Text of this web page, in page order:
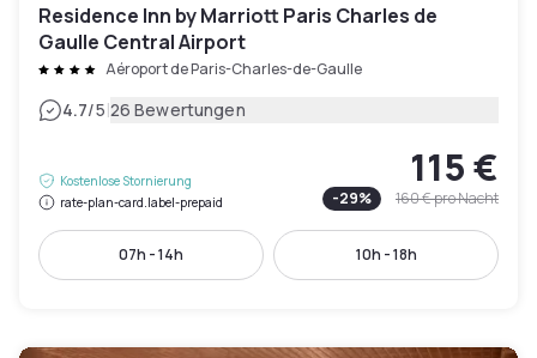
Residence Inn by Marriott Paris Charles de
Gaulle Central Airport
Aéroport de Paris-Charles-de-Gaulle
4.7/5|26 Bewertungen
Kostenlose Stornierung
rate-plan-card.label-prepaid
115 €
-29% 160 €pro Nacht
07h - 14h 10h - 18h